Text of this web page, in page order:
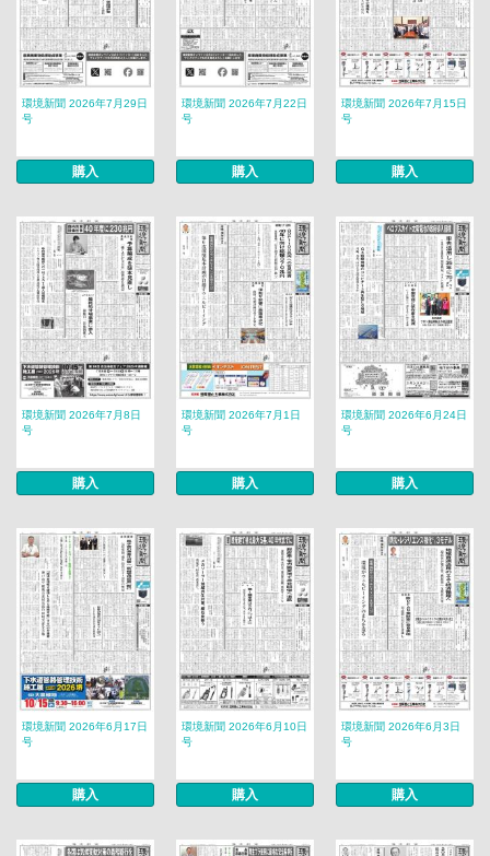
環境新聞 2026年7月29日
号
購入
環境新聞 2026年7月22日
号
購入
環境新聞 2026年7月15日
号
購入
環境新聞 2026年7月8日
号
購入
環境新聞 2026年7月1日
号
購入
環境新聞 2026年6月24日
号
購入
環境新聞 2026年6月17日
号
購入
環境新聞 2026年6月10日
号
購入
環境新聞 2026年6月3日
号
購入